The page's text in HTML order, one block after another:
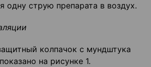
одну струю препарата в воздух.
колпачок с мундштука
на рисунке 1.